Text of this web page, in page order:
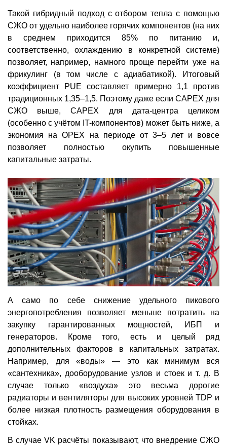
Такой гибридный подход с отбором тепла с помощью
СЖО от удельно наиболее горячих компонентов (на них
в среднем приходится 85% по питанию и,
соответственно, охлаждению в конкретной системе)
позволяет, например, намного проще перейти уже на
фрикулинг (в том числе с адиабатикой). Итоговый
коэффициент PUE составляет примерно 1,1 против
традиционных 1,35–1,5. Поэтому даже если CAPEX для
СЖО выше, CAPEX для дата-центра целиком
(особенно с учётом IT-компонентов) может быть ниже, а
экономия на OPEX на периоде от 3–5 лет и вовсе
позволяет полностью окупить повышенные
капитальные затраты.
А само по себе снижение удельного пикового
энергопотребления позволяет меньше потратить на
закупку гарантированных мощностей, ИБП и
генераторов. Кроме того, есть и целый ряд
дополнительных факторов в капитальных затратах.
Например, для «воды» — это как минимум вся
«сантехника», дооборудование узлов и стоек и т. д. В
случае только «воздуха» это весьма дорогие
радиаторы и вентиляторы для высоких уровней TDP и
более низкая плотность размещения оборудования в
стойках.
В случае VK расчёты показывают, что внедрение СЖО